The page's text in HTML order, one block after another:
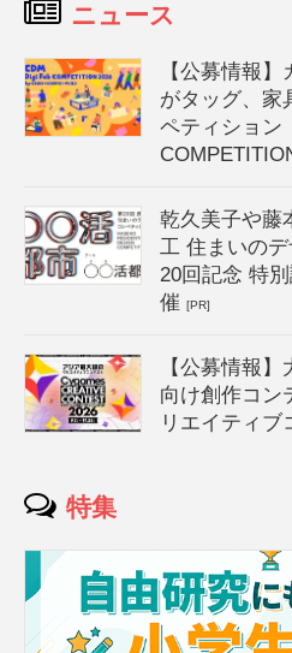
ニュース
【公募情報
がタッグ、家
ペティション
乾久美子や藤
工 住まいの
20回記念 特
催[PR]
【公募情報
向け創作コン
リエイティブ
特集